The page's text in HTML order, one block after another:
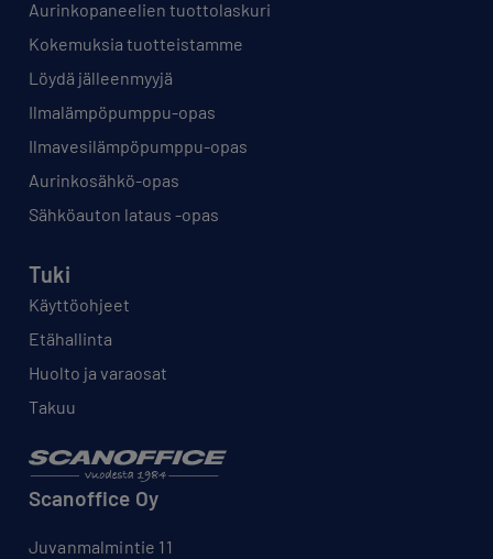
Aurinkopaneelien tuottolaskuri
Kokemuksia tuotteistamme
Löydä jälleenmyyjä
Ilmalämpöpumppu-opas
Ilmavesilämpöpumppu-opas
Aurinkosähkö-opas
Sähköauton lataus -opas
Tuki
Käyttöohjeet
Etähallinta
Huolto ja varaosat
Takuu
Scanoffice Oy
Juvanmalmintie 11